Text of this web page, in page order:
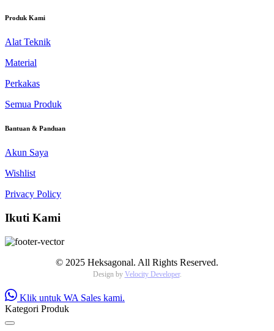
Produk Kami
Alat Teknik
Material
Perkakas
Semua Produk
Bantuan & Panduan
Akun Saya
Wishlist
Privacy Policy
Ikuti Kami
© 2025 Heksagonal. All Rights Reserved.
Design by Velocity Developer.
Klik untuk WA Sales kami.
Kategori Produk